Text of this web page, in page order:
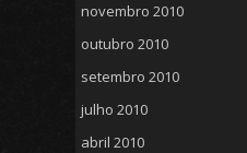
novembro 2010
outubro 2010
setembro 2010
julho 2010
abril 2010